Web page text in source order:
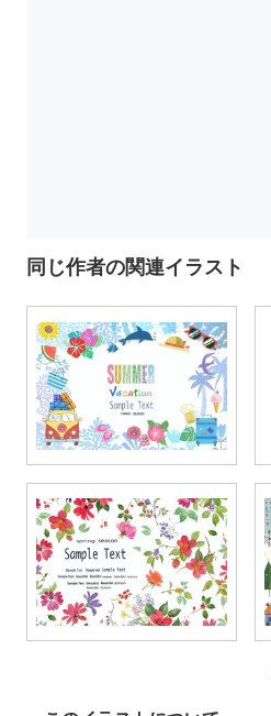
同じ作者の関連イラスト